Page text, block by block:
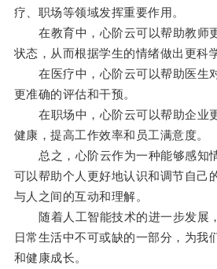
疗、职场等领域发挥重要作用。
在教育中，心阶云可以帮助教师
状态，从而根据学生的情绪做出更科
在医疗中，心阶云可以帮助医生
更准确的评估和干预。
在职场中，心阶云可以帮助企业
健康，提高工作效率和员工满意度。
总之，心阶云作为一种能够感知
可以帮助个人更好地认识和调节自己
与人之间的互动和理解。
随着人工智能技术的进一步发展
日常生活中不可或缺的一部分，为我
和健康成长。